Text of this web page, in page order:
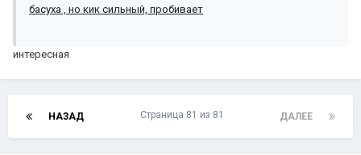
басуха , но кик сильный, пробивает
интересная
НАЗАД ДАЛЕЕ
Страница 81 из 81